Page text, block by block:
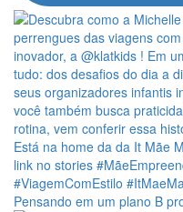
Pensando em um plano B